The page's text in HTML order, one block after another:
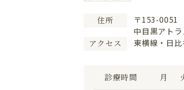
住所
〒153-0051
中目黒アト
アクセス 東横線・日
診療時間 月